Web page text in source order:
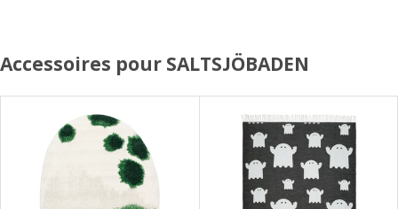
Accessoires pour SALTSJÖBADEN